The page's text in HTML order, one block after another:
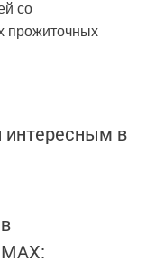
со
прожиточных
в